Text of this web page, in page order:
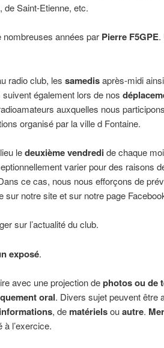
de Saint-Etienne, etc.
années par Pierre F5GPE.
radio club, les samedisaprès-midi
également lors de nos
auxquelles nous
organisé par la ville d Fontaine.
ledeuxième vendredide chaque
varier pour des raisons
ce cas, nous nous efforçons de
notre site et sur notre page
sur l’actualité du club.
exposé.
avec une projection dephotos ou de
oral. Divers sujet peuvent être
, de matérielsouautre.
l’exercice.